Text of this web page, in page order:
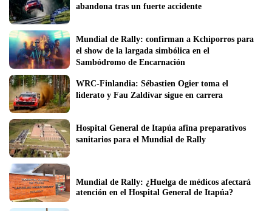
abandona tras un fuerte accidente
Mundial de Rally: confirman a Kchiporros para
el show de la largada simbólica en el
Sambódromo de Encarnación
WRC-Finlandia: Sébastien Ogier toma el
liderato y Fau Zaldívar sigue en carrera
Hospital General de Itapúa afina preparativos
sanitarios para el Mundial de Rally
Mundial de Rally: ¿Huelga de médicos afectará
atención en el Hospital General de Itapúa?